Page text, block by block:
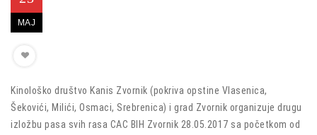
MAJ
Kinološko društvo Kanis Zvornik (pokriva opstine Vlasenica,
Šekovići, Milići, Osmaci, Srebrenica) i grad Zvornik organizuje drugu
izložbu pasa svih rasa CAC BIH Zvornik 28.05.2017 sa početkom od